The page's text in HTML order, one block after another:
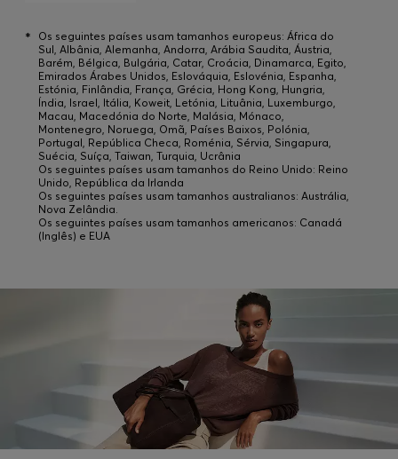
*
Os seguintes países usam tamanhos europeus: África do
Sul, Albânia, Alemanha, Andorra, Arábia Saudita, Áustria,
Barém, Bélgica, Bulgária, Catar, Croácia, Dinamarca, Egito,
Emirados Árabes Unidos, Eslováquia, Eslovénia, Espanha,
Estónia, Finlândia, França, Grécia, Hong Kong, Hungria,
Índia, Israel, Itália, Koweit, Letónia, Lituânia, Luxemburgo,
Macau, Macedónia do Norte, Malásia, Mónaco,
Montenegro, Noruega, Omã, Países Baixos, Polónia,
Portugal, República Checa, Roménia, Sérvia, Singapura,
Suécia, Suíça, Taiwan, Turquia, Ucrânia
Os seguintes países usam tamanhos do Reino Unido: Reino
Unido, República da Irlanda
Os seguintes países usam tamanhos australianos: Austrália,
Nova Zelândia.
Os seguintes países usam tamanhos americanos: Canadá
(Inglês) e EUA